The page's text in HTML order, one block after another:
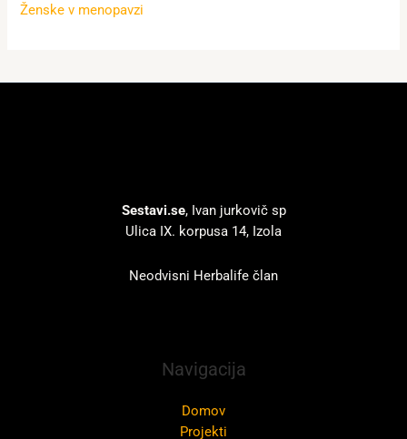
Ženske v menopavzi
Sestavi.se, Ivan jurkovič sp
Ulica IX. korpusa 14, Izola
Neodvisni Herbalife član
Navigacija
Domov
Projekti